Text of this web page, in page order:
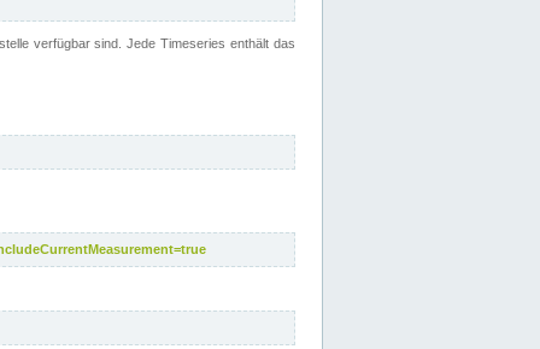
verfügbar sind. Jede Timeseries enthält das